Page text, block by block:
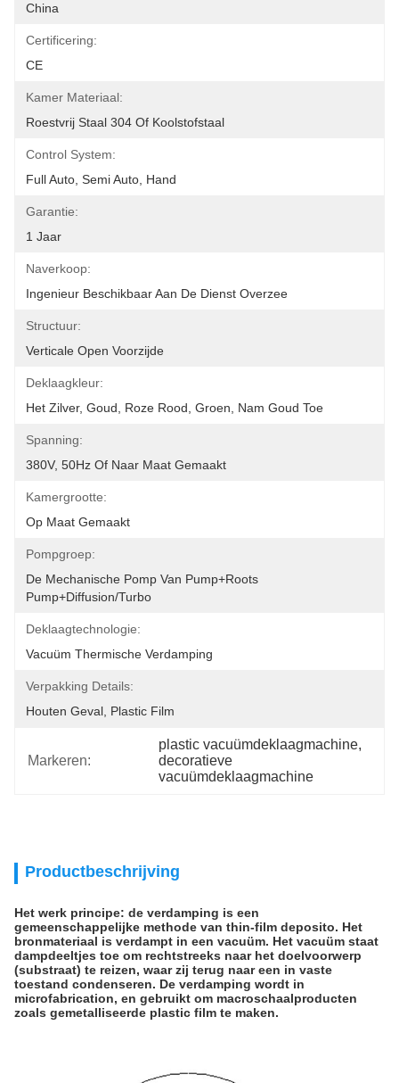
China
Certificering:
CE
Kamer Materiaal:
Roestvrij Staal 304 Of Koolstofstaal
Control System:
Full Auto, Semi Auto, Hand
Garantie:
1 Jaar
Naverkoop:
Ingenieur Beschikbaar Aan De Dienst Overzee
Structuur:
Verticale Open Voorzijde
Deklaagkleur:
Het Zilver, Goud, Roze Rood, Groen, Nam Goud Toe
Spanning:
380V, 50Hz Of Naar Maat Gemaakt
Kamergrootte:
Op Maat Gemaakt
Pompgroep:
De Mechanische Pomp Van Pump+Roots
Pump+Diffusion/Turbo
Deklaagtechnologie:
Vacuüm Thermische Verdamping
Verpakking Details:
Houten Geval, Plastic Film
Markeren:
plastic vacuümdeklaagmachine,
decoratieve
vacuümdeklaagmachine
Productbeschrijving
Het werk principe: de verdamping is een
gemeenschappelijke methode van thin-film deposito. Het
bronmateriaal is verdampt in een vacuüm. Het vacuüm staat
dampdeeltjes toe om rechtstreeks naar het doelvoorwerp
(substraat) te reizen, waar zij terug naar een in vaste
toestand condenseren. De verdamping wordt in
microfabrication, en gebruikt om macroschaalproducten
zoals gemetalliseerde plastic film te maken.